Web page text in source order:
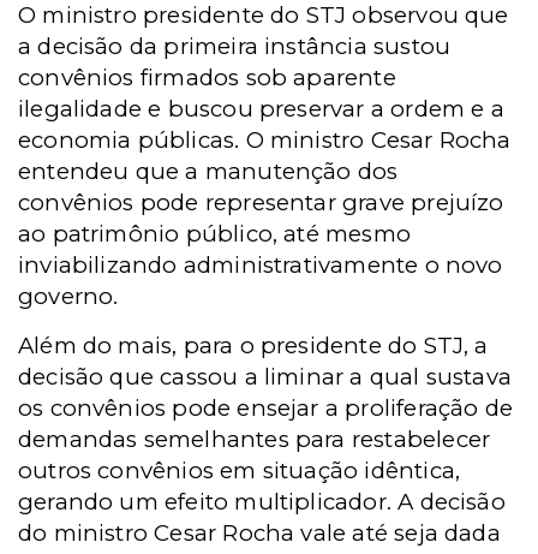
O ministro presidente do STJ observou que
a decisão da primeira instância sustou
convênios firmados sob aparente
ilegalidade e buscou preservar a ordem e a
economia públicas. O ministro Cesar Rocha
entendeu que a manutenção dos
convênios pode representar grave prejuízo
ao patrimônio público, até mesmo
inviabilizando administrativamente o novo
governo.
Além do mais, para o presidente do STJ, a
decisão que cassou a liminar a qual sustava
os convênios pode ensejar a proliferação de
demandas semelhantes para restabelecer
outros convênios em situação idêntica,
gerando um efeito multiplicador. A decisão
do ministro Cesar Rocha vale até seja dada